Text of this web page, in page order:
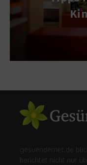
gesuendernet.de
berichtet nicht nur